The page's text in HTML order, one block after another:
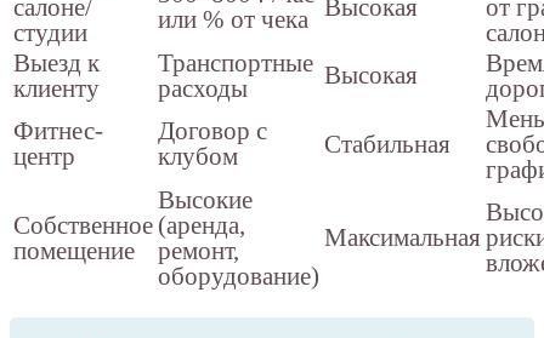
салоне/
студии
или % от чека Высокая
от
Выезд к
клиенту
Транспортные
расходы
Высокая
Фитнес-
центр
Договор с
клубом
Стабильная
Собственное
помещение
Высокие
(аренда,
ремонт,
оборудование)
Максимальная